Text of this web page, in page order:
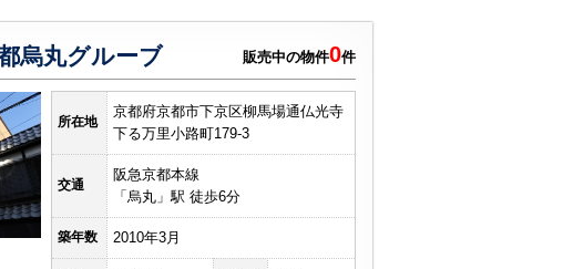
烏丸グルーブ 販売中の物件0件
所在地
京都府京都市下京区柳馬場通仏光寺
下る万里小路町179-3
交通
阪急京都本線
「烏丸」駅 徒歩6分
築年数 2010年3月